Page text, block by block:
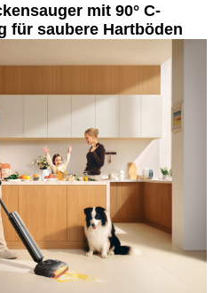
mit 90° C-
für saubere Hartböden